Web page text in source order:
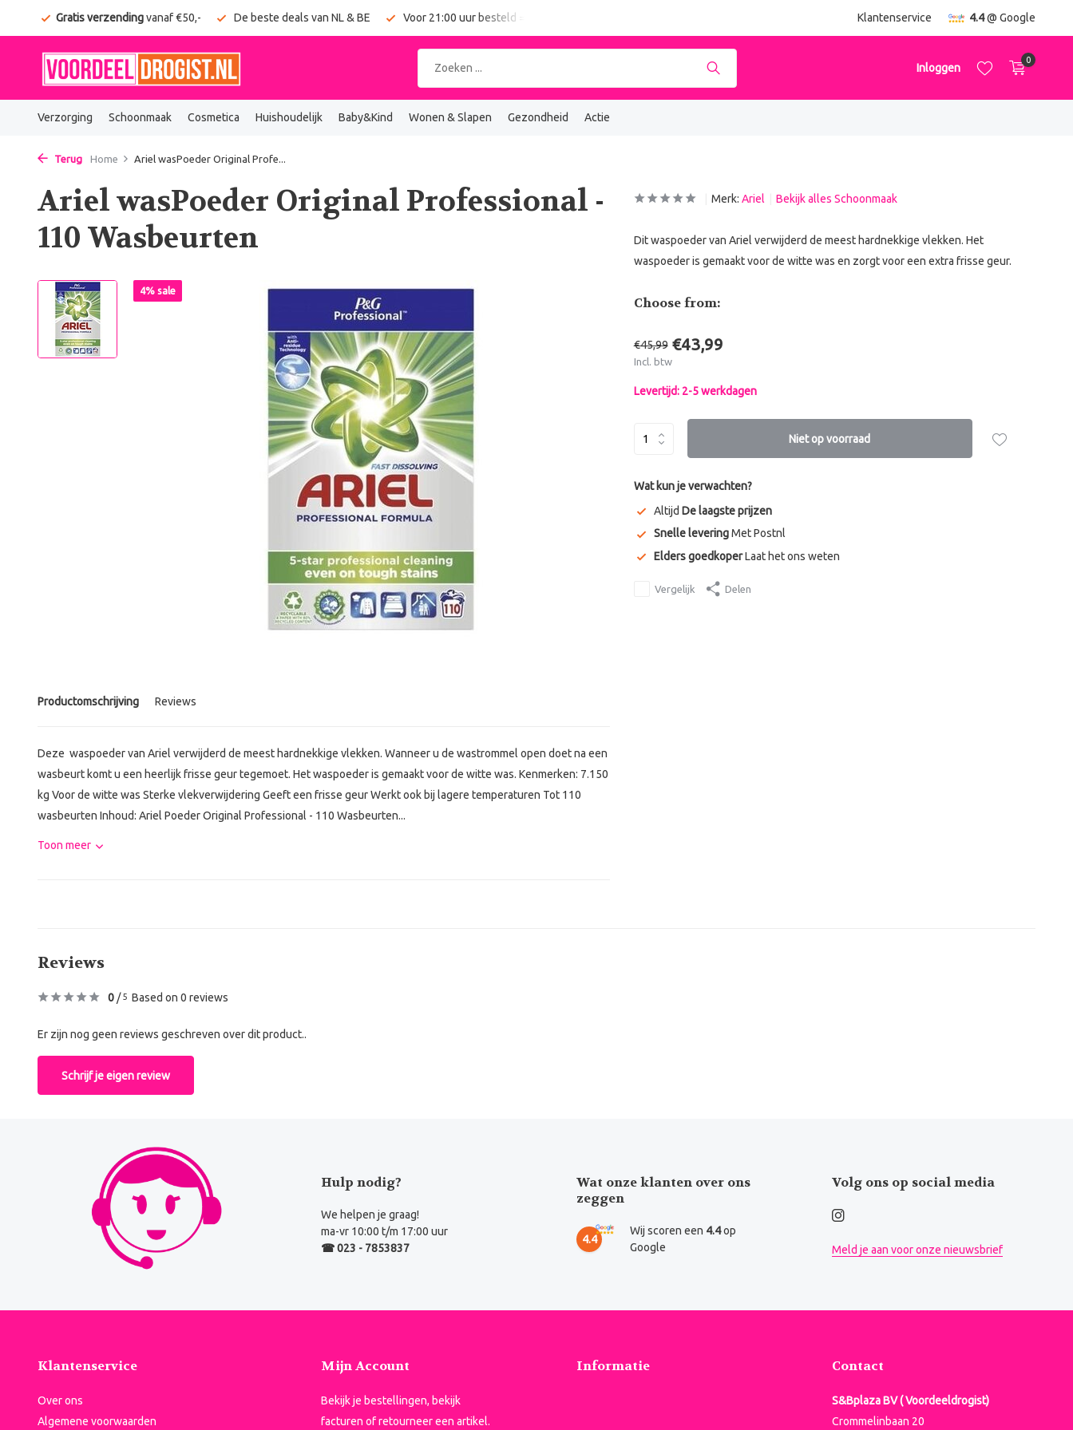
Gratis verzendingvanaf €50,- De beste deals van NL & BE Voor 21:00 uur besteld = vandaag verzonden Klantenservice 4.4@ Google
Inloggen
0
Verzorging Schoonmaak Cosmetica Huishoudelijk Baby&Kind Wonen & Slapen Gezondheid Actie
Terug Home Ariel wasPoeder Original Profe...
Ariel wasPoeder Original Professional -
110 Wasbeurten
4% sale
Productomschrijving Reviews
Deze waspoeder van Ariel verwijderd de meest hardnekkige vlekken. Wanneer u de wastrommel open doet na een
wasbeurt komt u een heerlijk frisse geur tegemoet. Het waspoeder is gemaakt voor de witte was. Kenmerken: 7.150
kg Voor de witte was Sterke vlekverwijdering Geeft een frisse geur Werkt ook bij lagere temperaturen Tot 110
wasbeurten Inhoud: Ariel Poeder Original Professional - 110 Wasbeurten...
Toon meer
Merk: Ariel Bekijk alles Schoonmaak
Dit waspoeder van Ariel verwijderd de meest hardnekkige vlekken. Het
waspoeder is gemaakt voor de witte was en zorgt voor een extra frisse geur.
Choose from:
€45,99 €43,99
Incl. btw
Levertijd: 2-5 werkdagen
Niet op voorraad
Wat kun je verwachten?
Altijd De laagste prijzen
Snelle leveringMet Postnl
Elders goedkoperLaat het ons weten
Vergelijk Delen
Reviews
0 /5 Based on 0 reviews
Er zijn nog geen reviews geschreven over dit product..
Schrijf je eigen review
Hulp nodig?
We helpen je graag!
ma-vr 10:00 t/m 17:00 uur
☎ 023 - 7853837
Wat onze klanten over ons
zeggen
4.4
Wij scoren een 4.4op
Google
Volg ons op social media
Meld je aan voor onze nieuwsbrief
Klantenservice
Over ons
Algemene voorwaarden
Mijn Account
Bekijk je bestellingen, bekijk
facturen of retourneer een artikel.
Informatie Contact
S&Bplaza BV ( Voordeeldrogist)
Crommelinbaan 20